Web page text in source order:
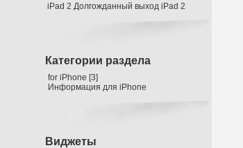
iPad 2 Долгожданный выход iPad 2
Категории раздела
for iPhone [3]
Информация для iPhone
Виджеты